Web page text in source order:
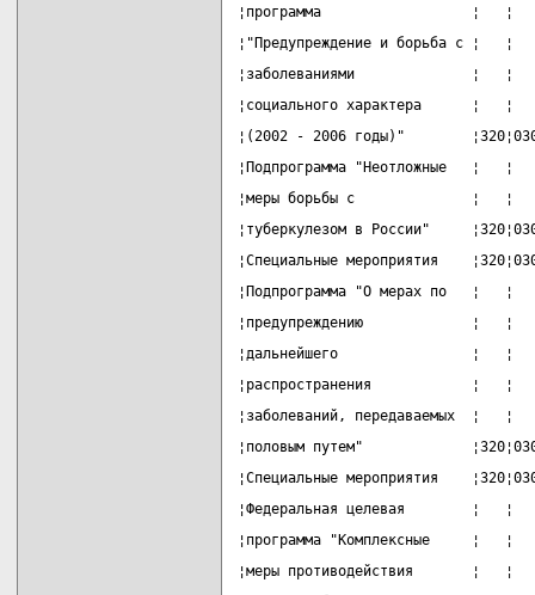
¦программа                  ¦
¦"Предупреждение и борьба
¦заболеваниями              ¦
¦социального характера
¦(2002 - 2006 годы)"
¦Подпрограмма "Неотложные
¦меры борьбы с              ¦
¦туберкулезом в России"
¦Специальные мероприятия
¦Подпрограмма "О мерах по
¦предупреждению             ¦
¦дальнейшего                ¦
¦распространения
¦заболеваний,
¦половым путем"
¦Специальные мероприятия
¦Федеральная целевая
¦программа "Комплексные
¦меры противодействия